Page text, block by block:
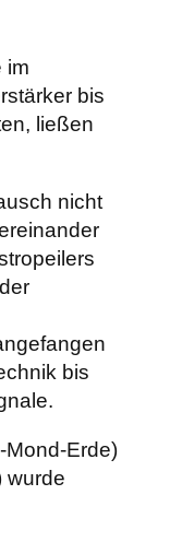
im
bis
ließen
nicht
bis
Erde)
wurde